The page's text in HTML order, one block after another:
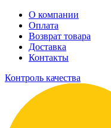
О компании
Оплата
Возврат товара
Доставка
Контакты
Контроль качества